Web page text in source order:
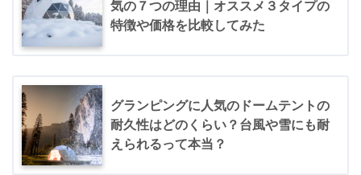
気の７つの理由｜オススメ３タイプの
特徴や価格を比較してみた
グランピングに人気のドームテントの
耐久性はどのくらい？台風や雪にも耐
えられるって本当？